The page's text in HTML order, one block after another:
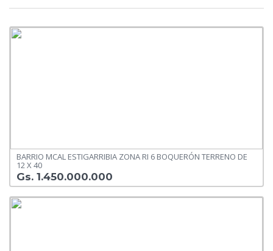
BARRIO MCAL ESTIGARRIBIA ZONA RI 6 BOQUERÓN TERRENO DE
12 X 40
Gs. 1.450.000.000